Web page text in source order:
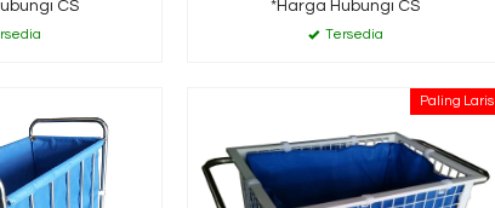
CS *Harga Hubungi CS
Tersedia
Paling Laris